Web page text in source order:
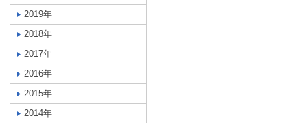
2019年
2018年
2017年
2016年
2015年
2014年